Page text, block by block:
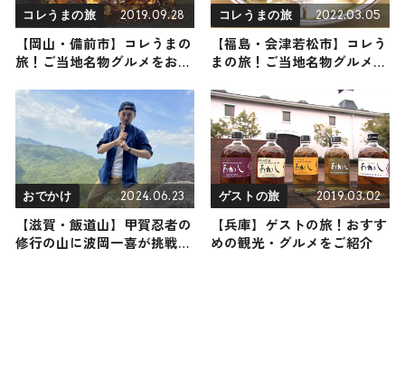
コレうまの旅 2019.09.28
【岡山・備前市】コレうまの
旅！ご当地名物グルメをお届
コレうまの旅 2022.03.05
【福島・会津若松市】コレう
まの旅！ご当地名物グルメを
おでかけ 2024.06.23
【滋賀・飯道山】甲賀忍者の
修行の山に波岡一喜が挑戦！
ゲストの旅 2019.03.02
【兵庫】ゲストの旅！おすす
めの観光・グルメをご紹介